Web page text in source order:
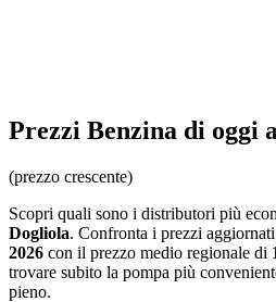
Prezzi Benzina di oggi
(prezzo crescente)
Scopri quali sono i distributori più
Dogliola. Confronta i prezzi
2026 con il prezzo medio regionale di
trovare subito la pompa più
pieno.